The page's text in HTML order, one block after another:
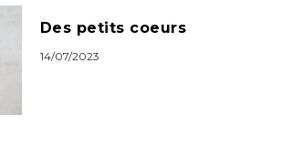
Des petits coeurs
14/07/2023